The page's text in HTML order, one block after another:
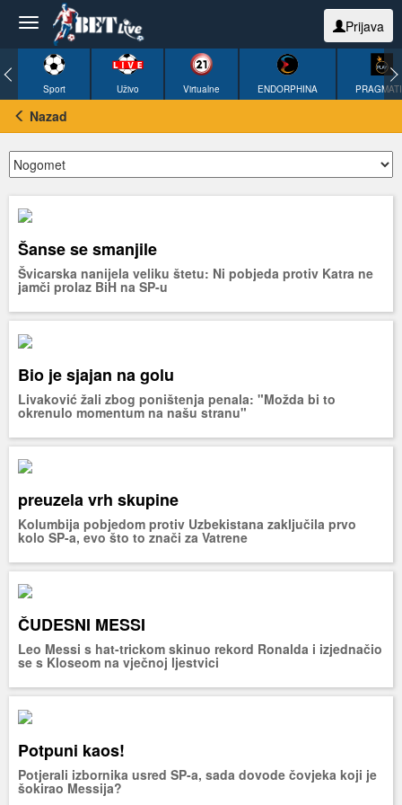
Prijava
Sport Uživo Virtualne ENDORPHINA
Nazad
Šanse se smanjile
Švicarska nanijela veliku štetu: Ni pobjeda protiv Katra ne
jamči prolaz BiH na SP-u
Bio je sjajan na golu
Livaković žali zbog poništenja penala: "Možda bi to
okrenulo momentum na našu stranu"
preuzela vrh skupine
Kolumbija pobjedom protiv Uzbekistana zaključila prvo
kolo SP-a, evo što to znači za Vatrene
ČUDESNI MESSI
Leo Messi s hat-trickom skinuo rekord Ronalda i izjednačio
se s Kloseom na vječnoj ljestvici
Potpuni kaos!
Potjerali izbornika usred SP-a, sada dovode čovjeka koji je
šokirao Messija?